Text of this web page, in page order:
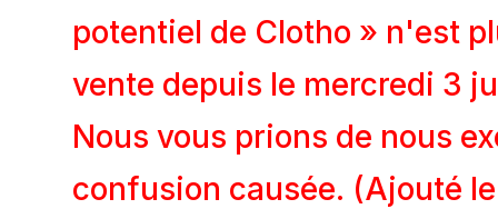
potentiel de Clotho » n'est
vente depuis le mercredi 3
Nous vous prions de nous
confusion causée. (Ajouté